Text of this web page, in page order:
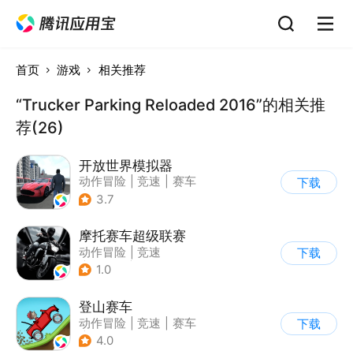
首页 游戏 相关推荐
“Trucker Parking Reloaded 2016”的相关推
荐(26)
开放世界模拟器
动作冒险 竞速
赛车
| 开放世界
3.7
下载
摩托赛车超级联赛
动作冒险
竞速
| 摩托车
1.0
下载
登山赛车
动作冒险 竞速
赛车
| 卡通
4.0
下载